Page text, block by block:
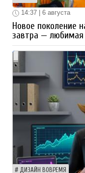
14:37 | 6 августа
Новое поколение
завтра — любимая
ДИЗАЙН ВОВРЕМЯ